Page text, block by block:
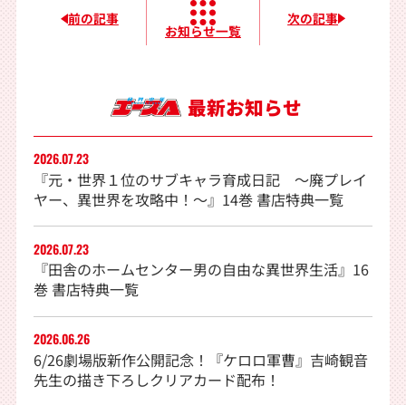
前の記事
お知らせ一覧
次の記事
最新お知らせ
2026.07.23
『元・世界１位のサブキャラ育成日記 〜廃プレイ
ヤー、異世界を攻略中！〜』14巻 書店特典一覧
2026.07.23
『田舎のホームセンター男の自由な異世界生活』16
巻 書店特典一覧
2026.06.26
6/26劇場版新作公開記念！『ケロロ軍曹』吉崎観音
先生の描き下ろしクリアカード配布！